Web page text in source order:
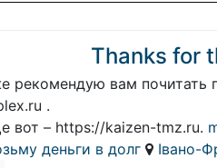
Thanks for
рекомендую вам почитать
.
вот – https://kaizen-tmz.ru.
деньги в долг
Івано-